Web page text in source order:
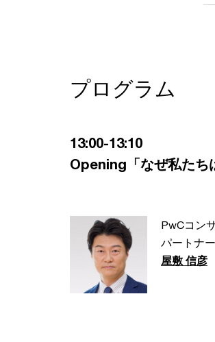
プログラム
13:00-13:10
Opening「なぜ私たち
PwCコン
パートナー
屋敷 信彦